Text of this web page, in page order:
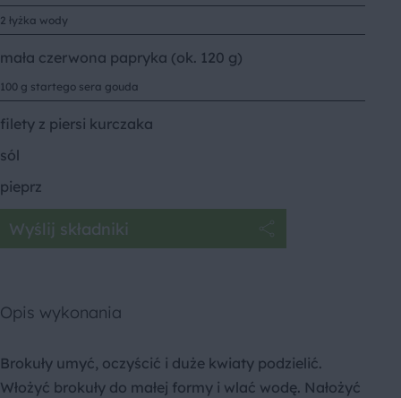
2 łyżka wody
mała czerwona papryka (ok. 120 g)
100 g startego sera gouda
filety z piersi kurczaka
sól
pieprz
Wyślij składniki
Opis wykonania
Brokuły umyć, oczyścić i duże kwiaty podzielić.
Włożyć brokuły do małej formy i wlać wodę. Nałożyć